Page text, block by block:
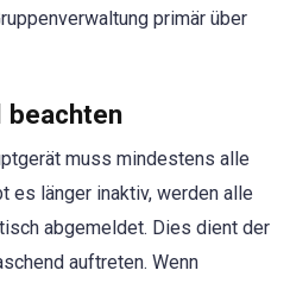
primär über
beachten
muss mindestens alle
es länger inaktiv, werden alle
abgemeldet. Dies dient der
auftreten. Wenn